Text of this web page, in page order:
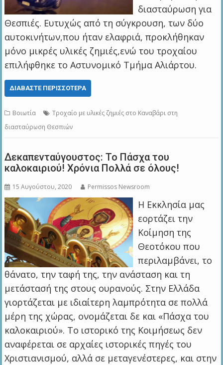
διασταύρωση για
Θεσπιές. Ευτυχώς από τη σύγκρουση, των δύο
αυτοκινήτων,που ήταν ελαφριά, προκλήθηκαν
μόνο μικρές υλικές ζημιές,ενώ του τροχαίου
επιλήφθηκε το Αστυνομικό Τμήμα Αλιάρτου.
ΔΙΑΒΆΣΤΕ ΠΕΡΙΣΣΌΤΕΡΑ
Βοιωτία
Τροχαίο με υλικές ζημιές στο Καναβάρι στη
διασταύρωση Θεσπιών
Δεκαπενταύγουστος: Το Πάσχα του
καλοκαιριού! Χρόνια Πολλά σε όλους!
15 Αυγούστου, 2020 Permissos Newsroom
Η Εκκλησία μας
εορτάζει την
Κοίμηση της
Θεοτόκου που
περιλαμβάνει, το
θάνατο, την ταφή της, την ανάσταση και τη
μετάστασή της στους ουρανούς. Στην Ελλάδα
γιορτάζεται με ιδιαίτερη λαμπρότητα σε πολλά
μέρη της χώρας, ονομάζεται δε και «Πάσχα του
καλοκαιριού». To ιστορικό της Κοιμήσεως δεν
αναφέρεται σε αρχαίες ιστορικές πηγές του
Χριστιανισμού, αλλά σε μεταγενέστερες, και στην